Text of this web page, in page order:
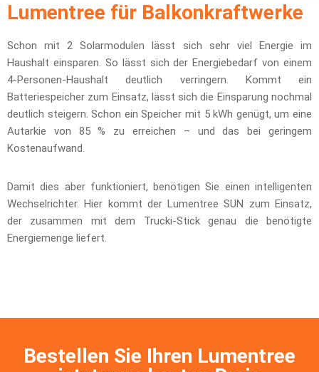
Lumentree für Balkonkraftwerke
Schon mit 2 Solarmodulen lässt sich sehr viel Energie im
Haushalt einsparen. So lässt sich der Energiebedarf von einem
4-Personen-Haushalt deutlich verringern. Kommt ein
Batteriespeicher zum Einsatz, lässt sich die Einsparung nochmal
deutlich steigern. Schon ein Speicher mit 5 kWh genügt, um eine
Autarkie von 85 % zu erreichen – und das bei geringem
Kostenaufwand.
Damit dies aber funktioniert, benötigen Sie einen intelligenten
Wechselrichter. Hier kommt der Lumentree SUN zum Einsatz,
der zusammen mit dem Trucki-Stick genau die benötigte
Energiemenge liefert.
Bestellen Sie Ihren Lumentree